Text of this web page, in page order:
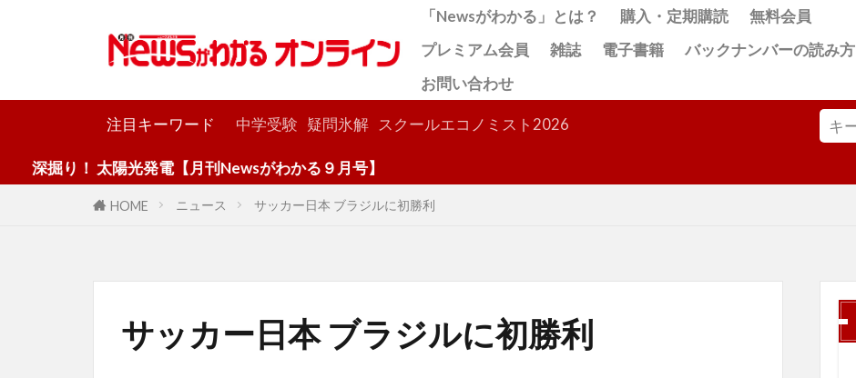
「Newsがわかる」とは？ 購入・定期購読
無料会員
プレミアム会員
雑誌 電子書籍
バックナンバーの読み方
お問い合わせ
注目キーワード 中学受験 疑問氷解 スクールエコノミスト2026
陽光発電【月刊Newsがわかる９月号】
HOME ニュース サッカー日本 ブラジルに初勝利
サッカー日本 ブラジルに初勝利
検索